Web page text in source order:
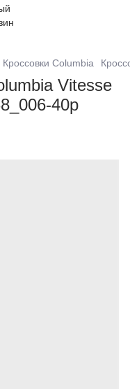
Кроссовки Columbia
Vitesse
40р